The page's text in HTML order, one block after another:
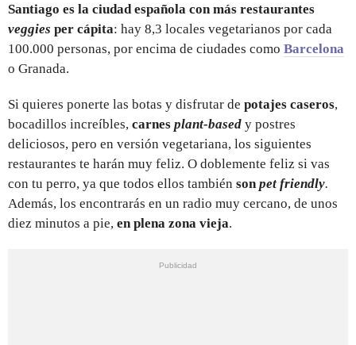
Santiago es la ciudad española con más restaurantes
veggies per cápita: hay 8,3 locales vegetarianos por cada
100.000 personas, por encima de ciudades como Barcelona
o Granada.
Si quieres ponerte las botas y disfrutar de potajes caseros,
bocadillos increíbles, carnes plant-based y postres
deliciosos, pero en versión vegetariana, los siguientes
restaurantes te harán muy feliz. O doblemente feliz si vas
con tu perro, ya que todos ellos también sonpet friendly.
Además, los encontrarás en un radio muy cercano, de unos
diez minutos a pie, en plena zona vieja.